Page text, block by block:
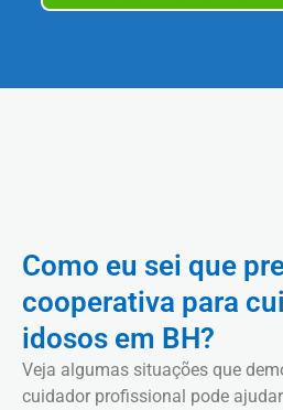
Como eu sei que
cooperativa para
idosos em BH?
Veja algumas situações que
cuidador profissional pode